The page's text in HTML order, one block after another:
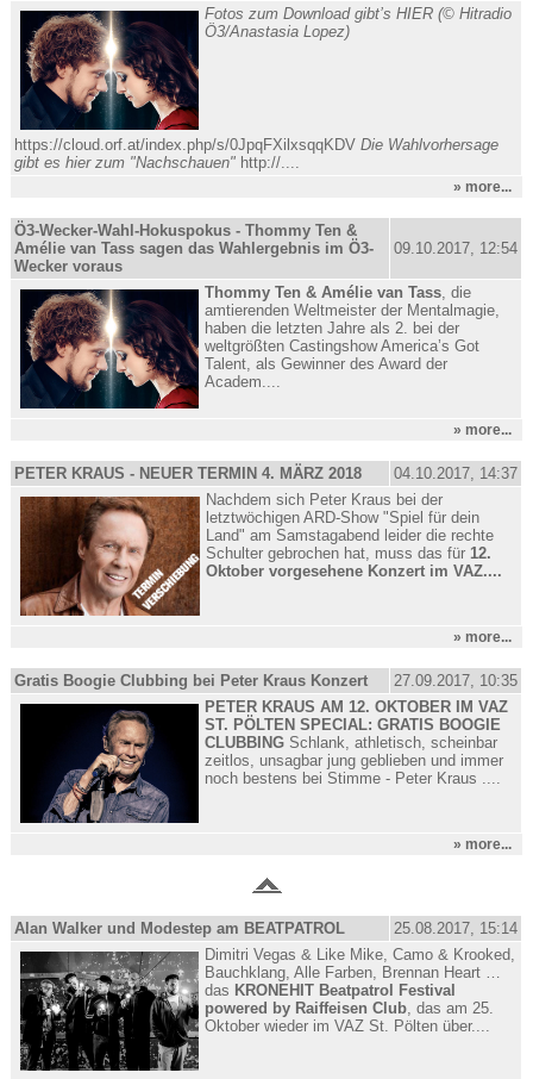
Fotos zum Download gibt’s HIER (© Hitradio
Ö3/Anastasia Lopez)
https://cloud.orf.at/index.php/s/0JpqFXilxsqqKDV Die Wahlvorhersage
gibt es hier zum "Nachschauen" http://....
» more...
Ö3-Wecker-Wahl-Hokuspokus - Thommy Ten &
Amélie van Tass sagen das Wahlergebnis im Ö3-
Wecker voraus
09.10.2017, 12:54
Thommy Ten & Amélie van Tass, die
amtierenden Weltmeister der Mentalmagie,
haben die letzten Jahre als 2. bei der
weltgrößten Castingshow America’s Got
Talent, als Gewinner des Award der
Academ....
» more...
PETER KRAUS - NEUER TERMIN 4. MÄRZ 2018
04.10.2017, 14:37
Nachdem sich Peter Kraus bei der
letztwöchigen ARD-Show "Spiel für dein
Land" am Samstagabend leider die rechte
Schulter gebrochen hat, muss das für12.
Oktober vorgesehene Konzert im VAZ....
» more...
Gratis Boogie Clubbing bei Peter Kraus Konzert
27.09.2017, 10:35
PETER KRAUS AM 12. OKTOBER IM VAZ
ST. PÖLTEN SPECIAL: GRATIS BOOGIE
CLUBBING Schlank, athletisch, scheinbar
zeitlos, unsagbar jung geblieben und immer
noch bestens bei Stimme - Peter Kraus ....
» more...
Alan Walker und Modestep am BEATPATROL
25.08.2017, 15:14
Dimitri Vegas & Like Mike, Camo & Krooked,
Bauchklang, Alle Farben, Brennan Heart …
das KRONEHIT Beatpatrol Festival
powered by Raiffeisen Club, das am 25.
Oktober wieder im VAZ St. Pölten über....